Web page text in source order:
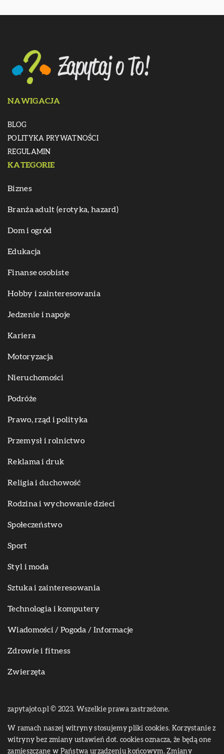
NAWIGACJA
BLOG
POLITYKA PRYWATNOŚCI
REGULAMIN
KATEGORIE
Biznes
Branża adult (erotyka, hazard)
Dom i ogród
Edukacja
Finanse osobiste
Hobby i zainteresowania
Jedzenie i napoje
Kariera
Motoryzacja
Nieruchomości
Podróże
Prawo, rząd i polityka
Przemysł i rolnictwo
Reklama i druk
Religia i duchowość
Rodzina i wychowanie dzieci
Społeczeństwo
Sport
Styl i moda
Sztuka i zainteresowania
Technologia i komputery
Wiadomości / Pogoda / Informacje
Zdrowie i fitness
Zwierzęta
zapytajoto.pl © 2023. Wszelkie prawa zastrzeżone.
W ramach naszej witryny stosujemy pliki cookies. Korzystanie z
witryny bez zmiany ustawień dot. cookies oznacza, że będą one
zamieszczane w Państwa urządzeniu końcowym. Zmiany